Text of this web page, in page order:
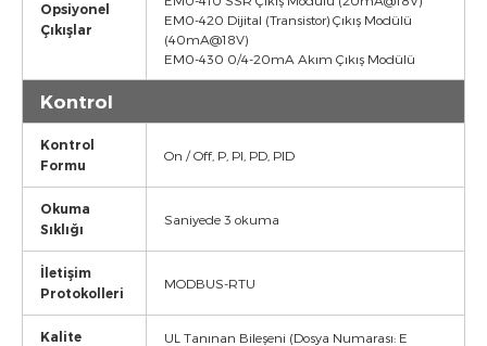
Opsiyonel
Çıkışlar
EM0-420 Dijital (Transistor) Çıkış Modülü
(40mA@18V)
EM0-430 0/4-20mA Akım Çıkış Modülü
Kontrol
Kontrol
Formu
On / Off, P, PI, PD, PID
Okuma
Sıklığı
Saniyede 3 okuma
İletişim
Protokolleri
MODBUS-RTU
Kalite
UL Tanınan Bileşeni (Dosya Numarası: E